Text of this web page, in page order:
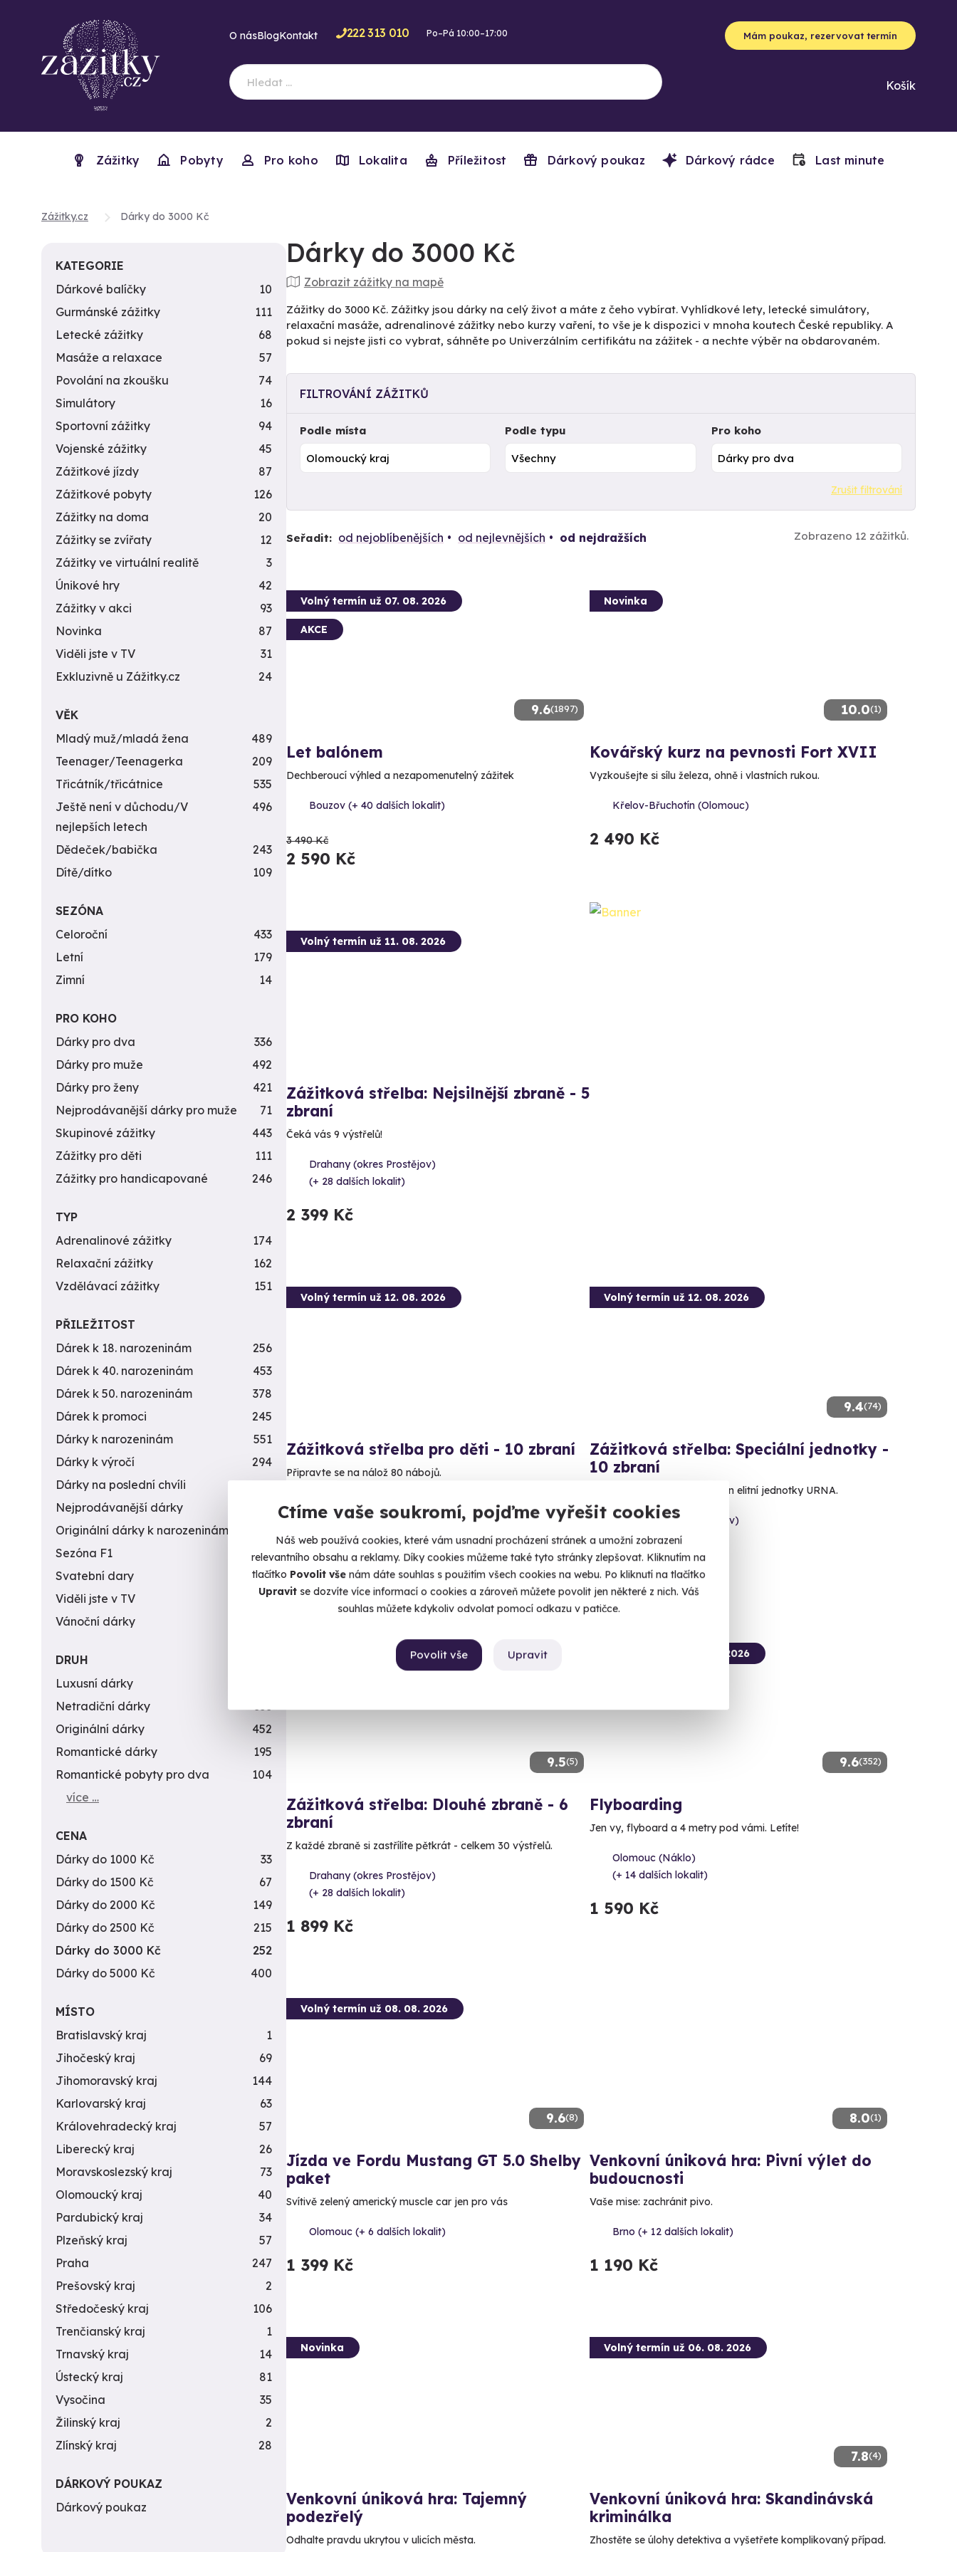
Ctíme vaše soukromí, pojďme vyřešit cookies
Náš web používá cookies, které vám usnadní procházení stránek a umožní zobrazení
relevantního obsahu a reklamy. Díky cookies můžeme také tyto stránky zlepšovat. Kliknutím na
tlačítko Povolit vše nám dáte souhlas s použitím všech cookies na webu. Po kliknutí na tlačítko
Upravitse dozvíte více informací o cookies a zároveň můžete povolit jen některé z nich. Váš
souhlas můžete kdykoliv odvolat pomocí odkazu v patičce.
Upravit
Povolit vše
O násBlogKontakt 222 313 010 Po–Pá 10:00–17:00 Mám poukaz, rezervovat termín
Košík
Zážitky Pobyty Pro koho Lokalita Příležitost Dárkový poukaz Dárkový rádce Last minute
Zážitky.cz Dárky do 3000 Kč
Dárky do 3000 Kč
Zobrazit zážitky na mapě
Zážitky do 3000 Kč. Zážitky jsou dárky na celý život a máte z čeho vybírat. Vyhlídkové lety, letecké simulátory,
relaxační masáže, adrenalinové zážitky nebo kurzy vaření, to vše je k dispozici v mnoha koutech České republiky. A
pokud si nejste jisti co vybrat, sáhněte po Univerzálním certifikátu na zážitek - a nechte výběr na obdarovaném.
FILTROVÁNÍ ZÁŽITKŮ
Podle místa Podle typu Pro koho
Zrušit filtrování
Seřadit: od nejoblíbenějších od nejlevnějších od nejdražších Zobrazeno 12 zážitků.
9.6(1897)
Volný termín už 07. 08. 2026
AKCE
Let balónem
Dechberoucí výhled a nezapomenutelný zážitek
Bouzov (+ 40 dalších lokalit)
3 490 Kč
2 590 Kč
10.0(1)
Novinka
Kovářský kurz na pevnosti Fort XVII
Vyzkoušejte si sílu železa, ohně i vlastních rukou.
Křelov-Břuchotín (Olomouc)
2 490 Kč
Volný termín už 11. 08. 2026
Zážitková střelba: Nejsilnější zbraně - 5
zbraní
Čeká vás 9 výstřelů!
Drahany (okres Prostějov)
(+ 28 dalších lokalit)
2 399 Kč
Volný termín už 12. 08. 2026
Zážitková střelba pro děti - 10 zbraní
Připravte se na nálož 80 nábojů.
Drahany (okres Prostějov)
(+ 28 dalších lokalit)
1 999 Kč
9.4(74)
Volný termín už 12. 08. 2026
Zážitková střelba: Speciální jednotky -
10 zbraní
Vystřílejte 80 nábojů jako člen elitní jednotky URNA.
Drahany (okres Prostějov)
(+ 28 dalších lokalit)
1 999 Kč
9.5(5)
Volný termín už 11. 08. 2026
Zážitková střelba: Dlouhé zbraně - 6
zbraní
Z každé zbraně si zastřílíte pětkrát - celkem 30 výstřelů.
Drahany (okres Prostějov)
(+ 28 dalších lokalit)
1 899 Kč
9.6(352)
Volný termín už 07. 08. 2026
Flyboarding
Jen vy, flyboard a 4 metry pod vámi. Letíte!
Olomouc (Náklo)
(+ 14 dalších lokalit)
1 590 Kč
9.6(8)
Volný termín už 08. 08. 2026
Jízda ve Fordu Mustang GT 5.0 Shelby
paket
Svítivě zelený americký muscle car jen pro vás
Olomouc (+ 6 dalších lokalit)
1 399 Kč
8.0(1)
Venkovní úniková hra: Pivní výlet do
budoucnosti
Vaše mise: zachránit pivo.
Brno (+ 12 dalších lokalit)
1 190 Kč
Novinka
Venkovní úniková hra: Tajemný
podezřelý
Odhalte pravdu ukrytou v ulicích města.
7.8(4)
Volný termín už 06. 08. 2026
Venkovní úniková hra: Skandinávská
kriminálka
Zhostěte se úlohy detektiva a vyšetřete komplikovaný případ.
KATEGORIE
Dárkové balíčky
10
Gurmánské zážitky
111
Letecké zážitky
68
Masáže a relaxace
57
Povolání na zkoušku
74
Simulátory
16
Sportovní zážitky
94
Vojenské zážitky
45
Zážitkové jízdy
87
Zážitkové pobyty
126
Zážitky na doma
20
Zážitky se zvířaty
12
Zážitky ve virtuální realitě
3
Únikové hry
42
Zážitky v akci
93
Novinka
87
Viděli jste v TV
31
Exkluzivně u Zážitky.cz
24
VĚK
Mladý muž/mladá žena
489
Teenager/Teenagerka
209
Třicátník/třicátnice
535
Ještě není v důchodu/V
nejlepších letech
496
Dědeček/babička
243
Dítě/dítko
109
SEZÓNA
Celoroční
433
Letní
179
Zimní
14
PRO KOHO
Dárky pro dva
336
Dárky pro muže
492
Dárky pro ženy
421
Nejprodávanější dárky pro muže
71
Skupinové zážitky
443
Zážitky pro děti
111
Zážitky pro handicapované
246
TYP
Adrenalinové zážitky
174
Relaxační zážitky
162
Vzdělávací zážitky
151
PŘILEŽITOST
Dárek k 18. narozeninám
256
Dárek k 40. narozeninám
453
Dárek k 50. narozeninám
378
Dárek k promoci
245
Dárky k narozeninám
551
Dárky k výročí
294
Dárky na poslední chvíli
450
Nejprodávanější dárky
Originální dárky k narozeninám
Sezóna F1
4
Svatební dary
196
Viděli jste v TV
31
Vánoční dárky
DRUH
Luxusní dárky
Netradiční dárky
353
Originální dárky
452
Romantické dárky
195
Romantické pobyty pro dva
104
více …
CENA
Dárky do 1000 Kč
33
Dárky do 1500 Kč
67
Dárky do 2000 Kč
149
Dárky do 2500 Kč
215
Dárky do 3000 Kč
252
Dárky do 5000 Kč
400
MÍSTO
Bratislavský kraj
1
Jihočeský kraj
69
Jihomoravský kraj
144
Karlovarský kraj
63
Královehradecký kraj
57
Liberecký kraj
26
Moravskoslezský kraj
73
Olomoucký kraj
40
Pardubický kraj
34
Plzeňský kraj
57
Praha
247
Prešovský kraj
2
Středočeský kraj
106
Trenčianský kraj
1
Trnavský kraj
14
Ústecký kraj
81
Vysočina
35
Žilinský kraj
2
Zlínský kraj
28
DÁRKOVÝ POUKAZ
Dárkový poukaz